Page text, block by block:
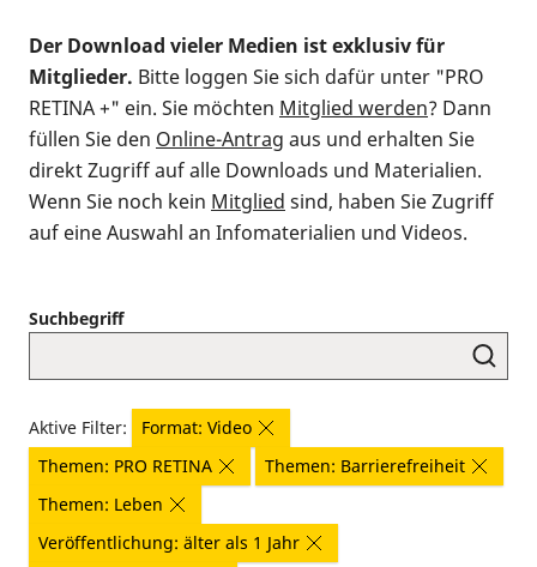
Der Download vieler Medien ist exklusiv für
Mitglieder. Bitte loggen Sie sich dafür unter "PRO
RETINA +" ein. Sie möchten Mitglied werden? Dann
füllen Sie den Online-Antrag aus und erhalten Sie
direkt Zugriff auf alle Downloads und Materialien.
Wenn Sie noch kein Mitglied sind, haben Sie Zugriff
auf eine Auswahl an Infomaterialien und Videos.
Suchbegriff
Aktive Filter:
Format: Video
Themen: PRO RETINA
Themen: Barrierefreiheit
Themen: Leben
Veröffentlichung: älter als 1 Jahr